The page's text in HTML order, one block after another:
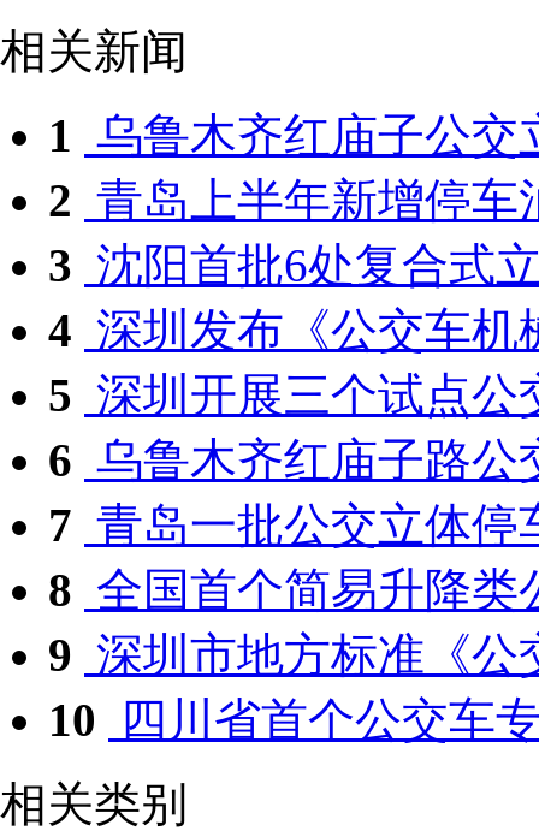
相关新闻
1 乌鲁木齐红庙子公交
2 青岛上半年新增停车
3 沈阳首批6处复合式
4 深圳发布《公交车机
5 深圳开展三个试点公
6 乌鲁木齐红庙子路公
7 青岛一批公交立体停
8 全国首个简易升降类
9 深圳市地方标准《公
10
四川省首个公交车
相关类别